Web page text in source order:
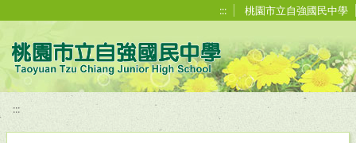
::: 桃園市立自強國民中學
:::